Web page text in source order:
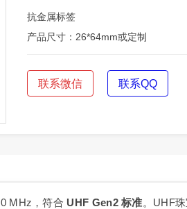
抗金属标签
产品尺寸：26*64mm或定制
联系微信 联系QQ
MHz，符合 UHF Gen2 标准。UHF